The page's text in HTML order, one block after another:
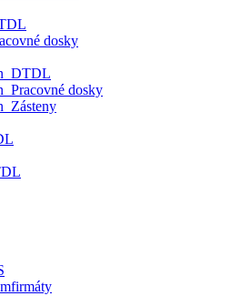
dosky
dosky